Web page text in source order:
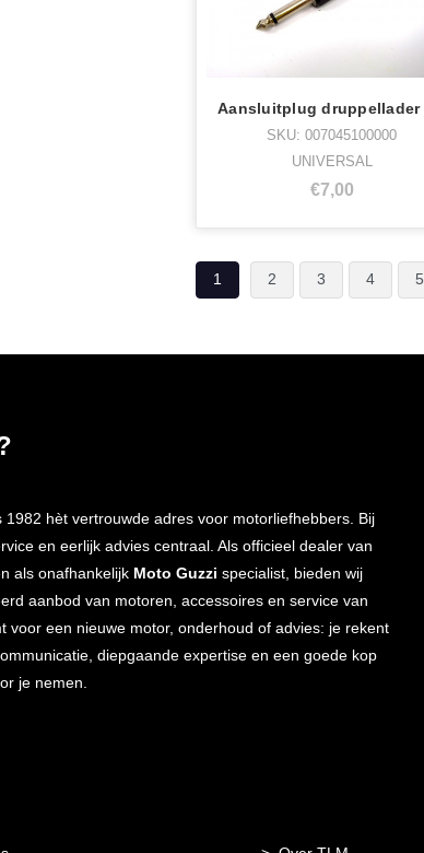
SKU: 007045100000
UNIVERSAL
€7,00
1 2 3 4 5
1982 hèt vertrouwde adres voor motorliefhebbers. Bij
en eerlijk advies centraal. Als officieel dealer van
als onafhankelijk Moto Guzzi specialist, bieden wij
aanbod van motoren, accessoires en service van
voor een nieuwe motor, onderhoud of advies: je rekent
diepgaande expertise en een goede kop
je nemen.